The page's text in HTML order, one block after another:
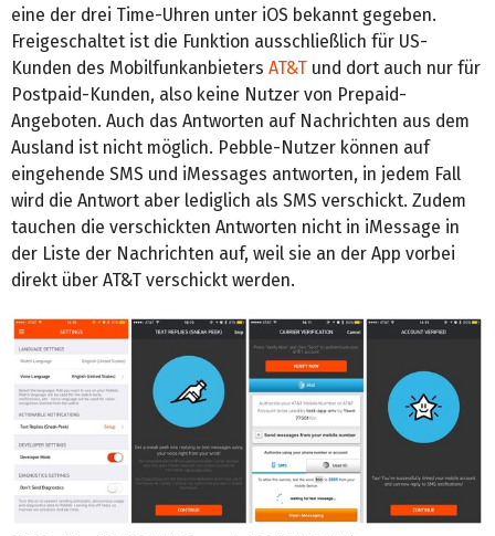
eine der drei Time-Uhren unter iOS bekannt gegeben.
Freigeschaltet ist die Funktion ausschließlich für US-
Kunden des Mobilfunkanbieters AT&T und dort auch nur für
Postpaid-Kunden, also keine Nutzer von Prepaid-
Angeboten. Auch das Antworten auf Nachrichten aus dem
Ausland ist nicht möglich. Pebble-Nutzer können auf
eingehende SMS und iMessages antworten, in jedem Fall
wird die Antwort aber lediglich als SMS verschickt. Zudem
tauchen die verschickten Antworten nicht in iMessage in
der Liste der Nachrichten auf, weil sie an der App vorbei
direkt über AT&T verschickt werden.